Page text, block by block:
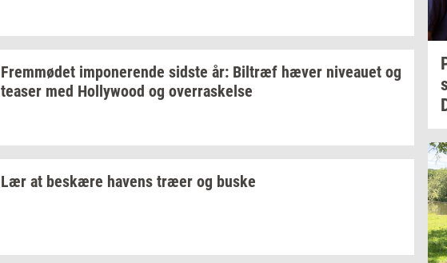
Frem­mø­det im­po­ne­ren­de sid­ste år: Bil­træf hæver ni­veau­et og
tea­ser med Hol­lywood og over­ra­skel­se
Lær at be­skæ­re ha­vens træer og buske